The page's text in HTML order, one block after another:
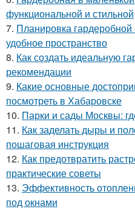
функциональной и стильной
7. Планировка гардеробной
удобное пространство
8. Как создать идеальную
рекомендации
9. Какие основные
посмотреть в Хабаровске
10. Парки и сады Москвы:
11. Как заделать дыры и
пошаговая инструкция
12. Как предотвратить
практические советы
13. Эффективность
под окнами